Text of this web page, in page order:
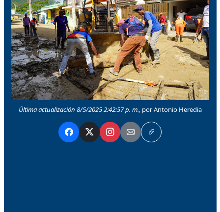
Última actualización 8/5/2025 2:42:57 p. m., por Antonio Heredia